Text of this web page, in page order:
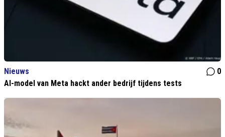
Nieuws
0
AI-model van Meta hackt ander bedrijf tijdens tests